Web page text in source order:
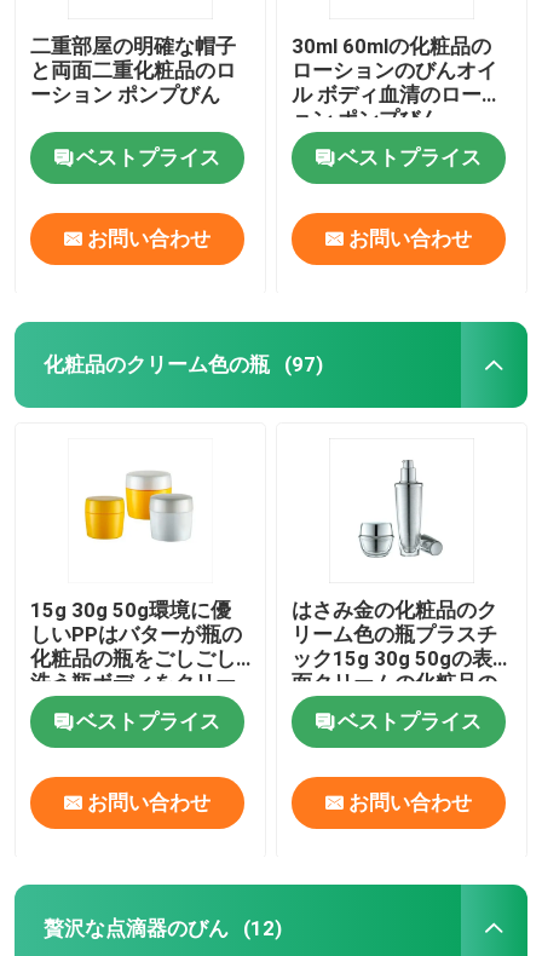
二重部屋の明確な帽子
と両面二重化粧品のロ
ーション ポンプびん
ベストプライス
お問い合わせ
30ml 60mlの化粧品の
ローションのびんオイ
ル ボディ血清のローシ
ョン ポンプびん
ベストプライス
お問い合わせ
化粧品のクリーム色の瓶 (97)
15g 30g 50g環境に優
しいPPはバターが瓶の
化粧品の瓶をごしごし
洗う瓶ボディをクリー
ム状にする
ベストプライス
お問い合わせ
はさみ金の化粧品のク
リーム色の瓶プラスチ
ック15g 30g 50gの表
面クリームの化粧品の
瓶
ベストプライス
お問い合わせ
贅沢な点滴器のびん (12)